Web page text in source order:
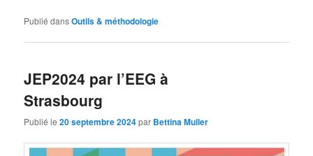
Publié dansOutils & méthodologie
JEP2024 par l’EEG à
Strasbourg
Publié le20 septembre 2024par Bettina Muller